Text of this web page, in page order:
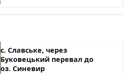
с. Славське, через
Буковецький перевал до
оз. Синевир